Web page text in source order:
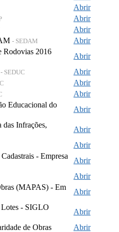
Abrir
Abrir
Abrir
- SEDAM
Abrir
Rodovias 2016
Abrir
- SEDUC
Abrir
Abrir
Abrir
Educacional do
Abrir
Infrações,
Abrir
Abrir
- Empresa
Abrir
Abrir
(MAPAS) - Em
Abrir
Lotes - SIGLO
Abrir
de Obras
Abrir